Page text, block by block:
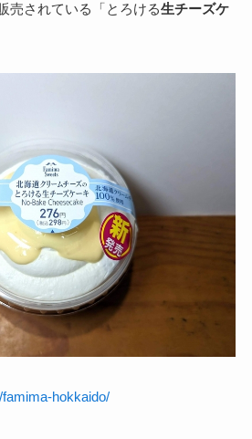
売されている「とろける生チーズケ
hokkaido/